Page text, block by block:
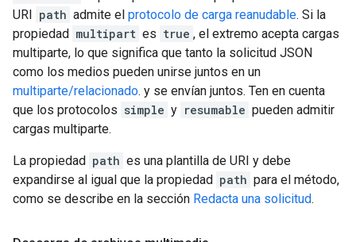
URI path admite el protocolo de carga reanudable. Si la
propiedad multipart es true , el extremo acepta cargas
multiparte, lo que significa que tanto la solicitud JSON
como los medios pueden unirse juntos en un
multiparte/relacionado. y se envían juntos. Ten en cuenta
que los protocolos simple y resumable pueden admitir
cargas multiparte.
La propiedad path es una plantilla de URI y debe
expandirse al igual que la propiedad path para el método,
como se describe en la sección Redacta una solicitud.